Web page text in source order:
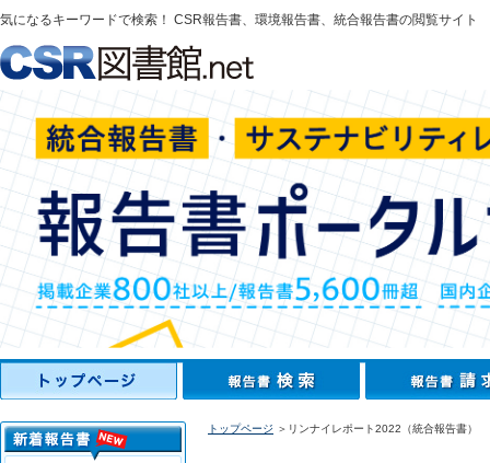
気になるキーワードで検索！ CSR報告書、環境報告書、統合報告書の閲覧サイト
トップページ ＞リンナイレポート2022（統合報告書）